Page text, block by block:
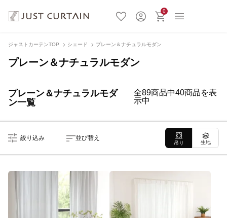
0
ジャストカーテンTOP シェード プレーン＆ナチュラルモダン
プレーン＆ナチュラルモダン
プレーン＆ナチュラルモダ
ン一覧
全89商品中40商品を表
示中
絞り込み 並び替え
吊り 生地